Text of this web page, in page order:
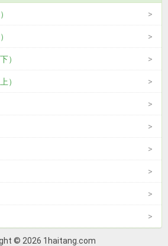
）
）
© 2026 1haitang.com